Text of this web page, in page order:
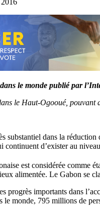
le monde publié par
le Haut-Ogooué,
substantiel dans la
continuent d’exister au
est considérée comme
alimentée. Le Gabon se
progrès importants dans
monde, 795 millions de